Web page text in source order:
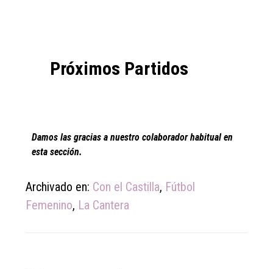
Próximos Partidos
Damos las gracias a nuestro colaborador habitual en
esta sección.
Archivado en: Con el Castilla, Fútbol
Femenino, La Cantera